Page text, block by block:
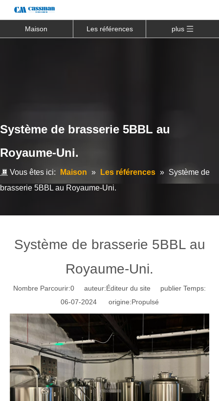
Maison Les références plus
Système de brasserie 5BBL au
Royaume-Uni.
Vous êtes ici: Maison » Les références » Système de
brasserie 5BBL au Royaume-Uni.
Système de brasserie 5BBL au
Royaume-Uni.
Nombre Parcourir:0 auteur:Éditeur du site publier Temps:
06-07-2024 origine:Propulsé